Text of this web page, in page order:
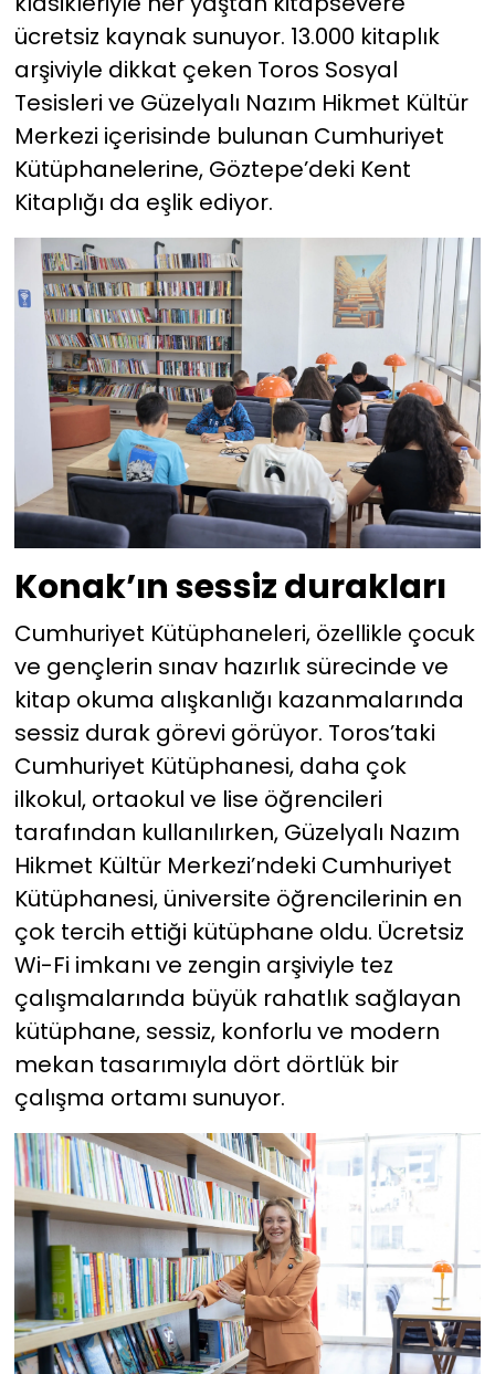
ücretsiz kaynak sunuyor. 13.000 kitaplık
arşiviyle dikkat çeken Toros Sosyal
Tesisleri ve Güzelyalı Nazım Hikmet Kültür
Merkezi içerisinde bulunan Cumhuriyet
Kütüphanelerine, Göztepe’deki Kent
Kitaplığı da eşlik ediyor.
Konak’ın sessiz durakları
Cumhuriyet Kütüphaneleri, özellikle çocuk
ve gençlerin sınav hazırlık sürecinde ve
kitap okuma alışkanlığı kazanmalarında
sessiz durak görevi görüyor. Toros’taki
Cumhuriyet Kütüphanesi, daha çok
ilkokul, ortaokul ve lise öğrencileri
tarafından kullanılırken, Güzelyalı Nazım
Hikmet Kültür Merkezi’ndeki Cumhuriyet
Kütüphanesi, üniversite öğrencilerinin en
çok tercih ettiği kütüphane oldu. Ücretsiz
Wi-Fi imkanı ve zengin arşiviyle tez
çalışmalarında büyük rahatlık sağlayan
kütüphane, sessiz, konforlu ve modern
mekan tasarımıyla dört dörtlük bir
çalışma ortamı sunuyor.